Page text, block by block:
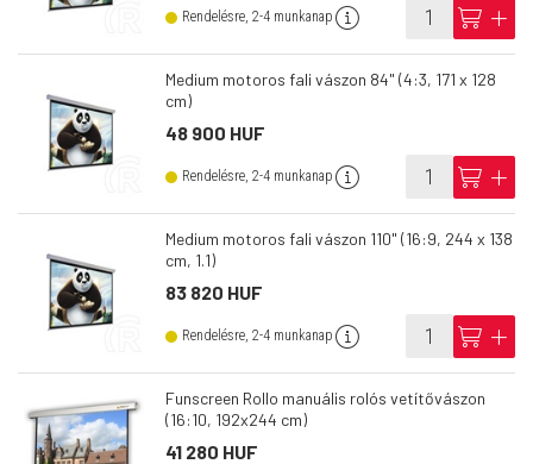
Rendelésre, 2-4 munkanap info cart add
Medium motoros fali vászon 84" (4:3, 171 x 128
cm)
48 900 HUF
Rendelésre, 2-4 munkanap info cart add
Medium motoros fali vászon 110" (16:9, 244 x 138
cm, 1.1)
83 820 HUF
Rendelésre, 2-4 munkanap info cart add
Funscreen Rollo manuális rolós vetítővászon
(16:10, 192x244 cm)
41 280 HUF